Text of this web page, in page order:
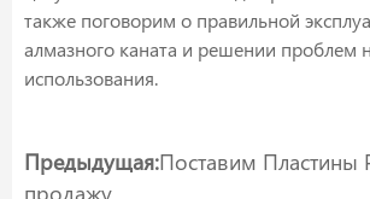
также поговорим о правильной
алмазного каната и решении проблем
использования.
Предыдущая:Поставим Пластины
продажу